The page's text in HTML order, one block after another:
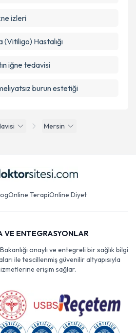
Mersin
izleri
Hastalığı
iğne tedavisi
burun estetiği
Online TerapiOnline Diyet
VE ENTEGRASYONLAR
onaylı ve entegreli bir sağlık bilgi
ile tescillenmiş güvenilir altyapısıyla
erişim sağlar.